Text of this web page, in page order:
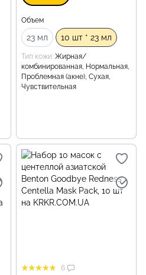
Объем
23 мл 10 шт * 23 мл
Тип кожи Жирная/
комбинированная, Нормальная,
Проблемная (акне), Сухая,
Чувствительная
6